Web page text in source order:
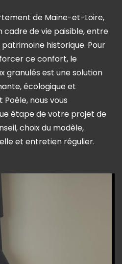
de Maine-et-Loire,
de vie paisible, entre
historique. Pour
ce confort, le
granulés est une solution
écologique et
nous vous
étape de votre projet de
choix du modèle,
et entretien régulier.